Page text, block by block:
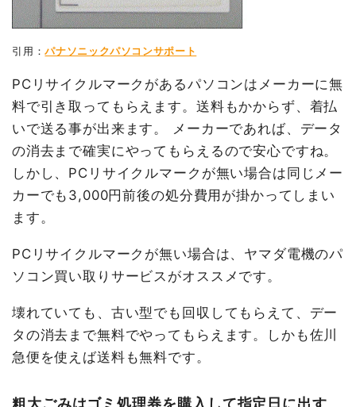
引用：パナソニックパソコンサポート
PCリサイクルマークがあるパソコンはメーカーに無
料で引き取ってもらえます。送料もかからず、着払
いで送る事が出来ます。 メーカーであれば、データ
の消去まで確実にやってもらえるので安心ですね。
しかし、PCリサイクルマークが無い場合は同じメー
カーでも3,000円前後の処分費用が掛かってしまい
ます。
PCリサイクルマークが無い場合は、ヤマダ電機のパ
ソコン買い取りサービスがオススメです。
壊れていても、古い型でも回収してもらえて、デー
タの消去まで無料でやってもらえます。しかも佐川
急便を使えば送料も無料です。
粗大ごみはゴミ処理券を購入して指定日に出す